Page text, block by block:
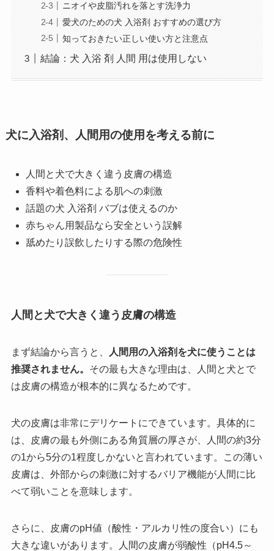
ニオイや皮脂汚れを落とす洗浄力
愛犬のための犬 入浴剤 おすすめの選び方
知っておきたい正しい使い方と注意点
結論：犬 入浴 剤 人間 用は使用しない
犬に入浴剤、人間用の使用を考える前に
人間と犬で大きく違う皮膚の構造
香料や着色料による肌への刺激
話題の犬 入浴剤 バブは使えるのか
赤ちゃん用製品なら安全という誤解
舐めたり誤飲したりする際の危険性
人間と犬で大きく違う皮膚の構造
まず結論から言うと、
人間用の入浴剤を犬に使うことは
推奨されません。 その最も大きな理由は、人間と犬とで
は皮膚の構造が根本的に異なるためです。
犬の皮膚は非常にデリケートにできています。具体的に
は、皮膚の最も外側にある角質層の厚さが、人間の約3分
の1から5分の1程度しかないと言われています。この薄い
皮膚は、外部からの刺激に対するバリア機能が人間に比
べて弱いことを意味します。
さらに、皮膚のpH値（酸性・アルカリ性の度合い）にも
大きな違いがあります。人間の皮膚が弱酸性（pH4.5～